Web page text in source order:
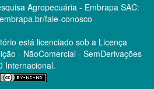
Agropecuária - Embrapa SAC:
fale-conosco
está licenciado sob a Licença
- NãoComercial - SemDerivações
Internacional.